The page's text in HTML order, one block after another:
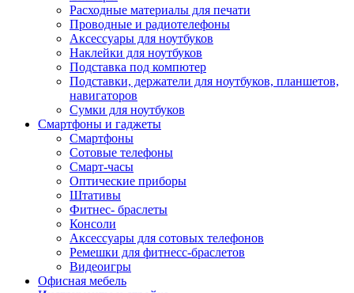
Расходные материалы для печати
Проводные и радиотелефоны
Аксессуары для ноутбуков
Наклейки для ноутбуков
Подставка под компютер
Подставки, держатели для ноутбуков, планшетов,
навигаторов
Сумки для ноутбуков
Смартфоны и гаджеты
Смартфоны
Сотовые телефоны
Смарт-часы
Оптические приборы
Штативы
Фитнес- браслеты
Консоли
Аксессуары для сотовых телефонов
Ремешки для фитнесс-браслетов
Видеоигры
Офисная мебель